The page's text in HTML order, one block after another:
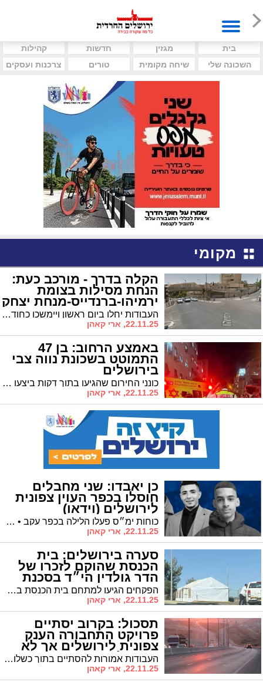
בית מגזין חדשות
קהילות
השכונה שלי
שיחה מקומית טורים צרכנות ועסקים
מקומי
הקלה בדרך - מורכב כעת:
הנחת מסילות בצומת
ירמיהו-ברנדייס-מנחת יצחק
העבודות יחלו ביום ראשון ויימשכו כחודשיים • שימו לב להסדרי התנועה הצפויים באזור
22.11.25, ארי קאהן
באמצע הרחוב: בן 47
התמוטט בשכונת נווה צבי
בירושלים
כונני החירום שהגיעו בתוך דקות ביצעו החייאה ממושכת לאחריו פונה לבית החולים במצב קשה
22.11.25, ארי קאהן
כן יאבדו: שני מחבלים
חוסלו בכפר העוין צפונית
לירושלים (וידאו)
כוחות ימ״ס פעלו הלילה בכפר עקב • שני מחבלים חוסלו ושניים נוספים נפצעו במהלך הפרת סדר אלימה
22.11.25, ארי קאהן
סערה בירושלים: בית
הכנסת שהוקם לזכרו של
הדר גולדין הי״ד בסכנת
פינוי הפקחים הגיעו למתחם בית הכנסת בבוקר יום שישי האחרון • גורל המבנה יוכרע בימים הקרובים
22.11.25, ארי קאהן
תסכול: בקרוב יסתיים
פרויקט התחבורה הענק
צפונית לירושלים אך לא
יפתח לתנועה העבודות אמורות להסתיים בתוך כשלושה חודשים • נכון לעכשיו הכביש החדש לא צפוי להיפתח לתנועה
22.11.25, ארי קאהן